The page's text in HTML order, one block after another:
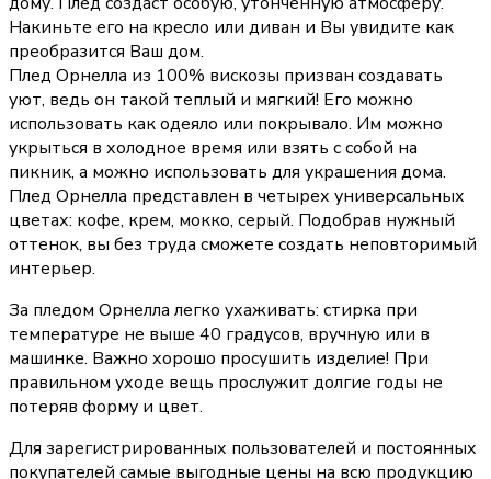
Накиньте его на кресло или диван и Вы увидите как
преобразится Ваш дом.
Плед Орнелла из 100% вискозы призван создавать
уют, ведь он такой теплый и мягкий! Его можно
использовать как одеяло или покрывало. Им можно
укрыться в холодное время или взять с собой на
пикник, а можно использовать для украшения дома.
Плед Орнелла представлен в четырех универсальных
цветах: кофе, крем, мокко, серый. Подобрав нужный
оттенок, вы без труда сможете создать неповторимый
интерьер.
За пледом Орнелла легко ухаживать: стирка при
температуре не выше 40 градусов, вручную или в
машинке. Важно хорошо просушить изделие! При
правильном уходе вещь прослужит долгие годы не
потеряв форму и цвет.
Для зарегистрированных пользователей и постоянных
покупателей самые выгодные цены на всю продукцию